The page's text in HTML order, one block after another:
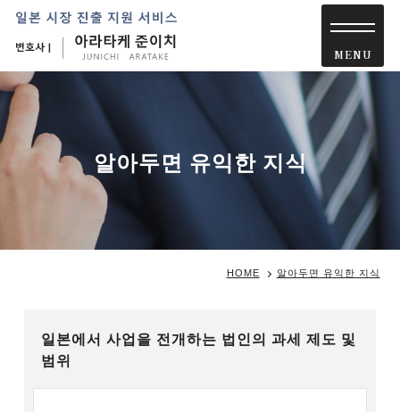
알아두면 유익한 지식
HOME 알아두면 유익한 지식
일본에서 사업을 전개하는 법인의 과세 제도 및
범위